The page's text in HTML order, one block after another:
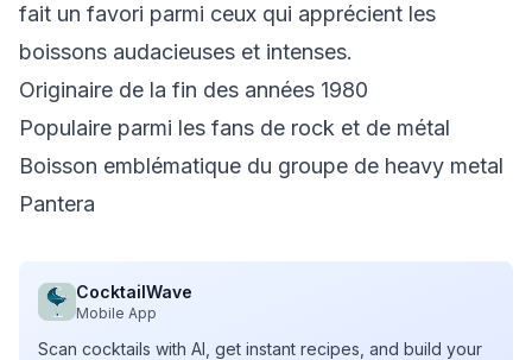
fait un favori parmi ceux qui apprécient les
boissons audacieuses et intenses.
Originaire de la fin des années 1980
Populaire parmi les fans de rock et de métal
Boisson emblématique du groupe de heavy metal
Pantera
CocktailWave
Mobile App
Scan cocktails with AI, get instant recipes, and build your